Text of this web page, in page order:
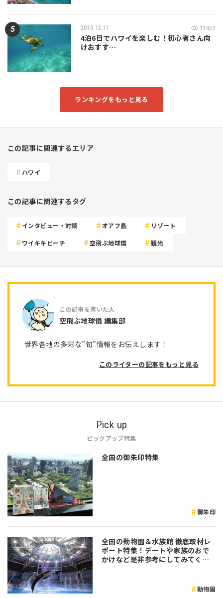
2019.12.11 11932
4泊6日でハワイを楽しむ！初心者さん向
けおすす…
ランキングをもっと見る
この記事に関連するエリア
ハワイ
この記事に関連するタグ
インタビュー・対談 オアフ島 リゾート
ワイキキビーチ 空飛ぶ地球儀 観光
空飛ぶ地球儀 編集部
世界各地の多彩な”旬”情報をお伝えします！
このライターの記事をもっと見る
Pick up
ピックアップ特集
全国の御朱印特集
御朱印
全国の動物園＆水族館 徹底取材レ
ポート特集！デートや家族のおで
かけなど是非参考にしてみてくだ
動物園